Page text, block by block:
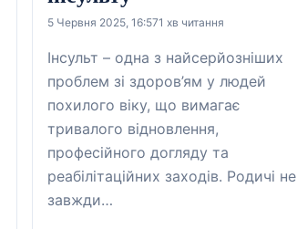
5 Червня 2025, 16:571 хв читання
Інсульт – одна з найсерйозніших
проблем зі здоров’ям у людей
похилого віку, що вимагає
тривалого відновлення,
професійного догляду та
реабілітаційних заходів. Родичі не
завжди…